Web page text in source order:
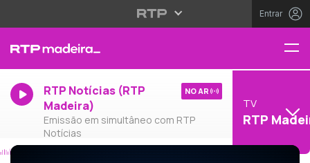
Entrar
RTP Notícias (RTP
Madeira)
Emissão em simultâneo com RTP
Notícias
NO AR
TV
RTP